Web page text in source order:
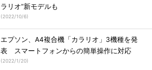
ラリオ”新モデルも
(2022/10/6)
エプソン、A4複合機「カラリオ」3機種を発
表 スマートフォンからの簡単操作に対応
(2022/1/20)